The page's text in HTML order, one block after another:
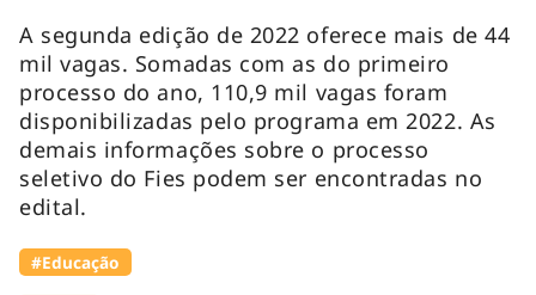
A segunda edição de 2022 oferece mais de 44
mil vagas. Somadas com as do primeiro
processo do ano, 110,9 mil vagas foram
disponibilizadas pelo programa em 2022. As
demais informações sobre o processo
seletivo do Fies podem ser encontradas no
edital.
#Educação